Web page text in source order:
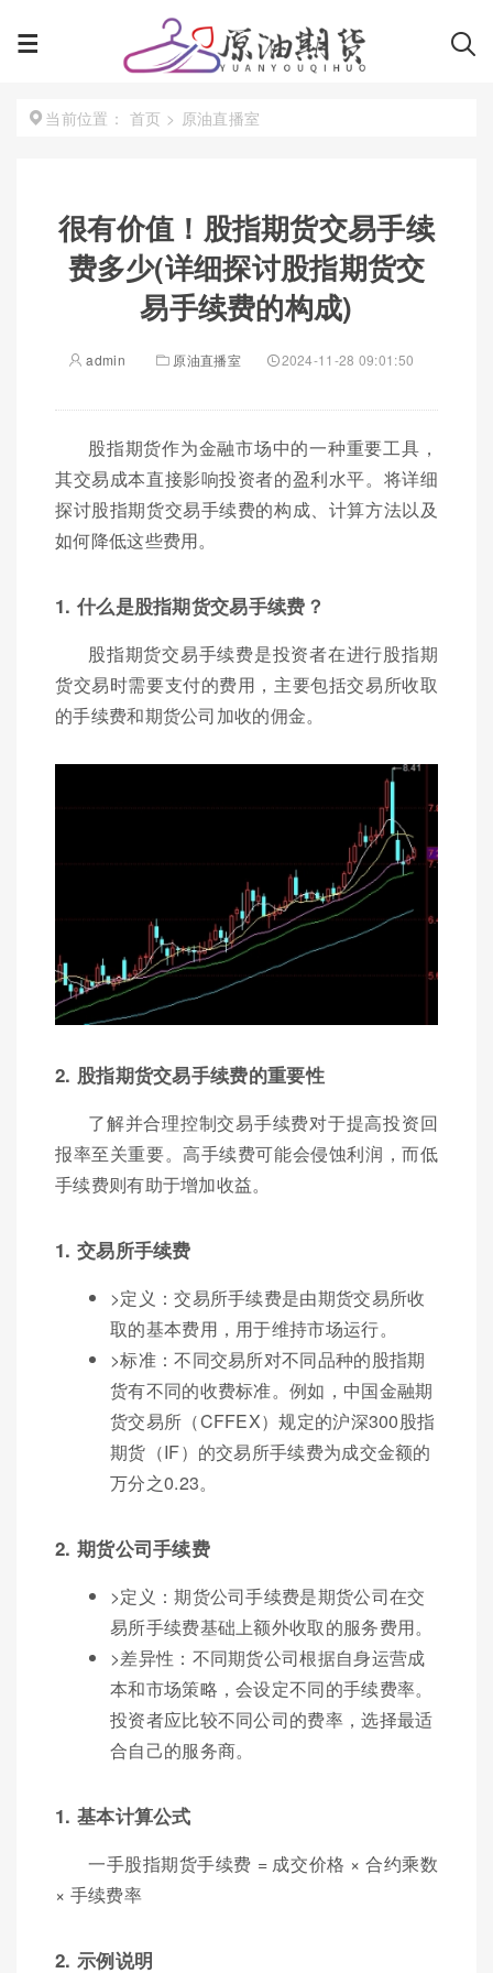
当前位置： 首页 > 原油直播室
很有价值！股指期货交易手续
费多少(详细探讨股指期货交
易手续费的构成)
admin 原油直播室 2024-11-28 09:01:50
股指期货作为金融市场中的一种重要工具，
其交易成本直接影响投资者的盈利水平。将详细
探讨股指期货交易手续费的构成、计算方法以及
如何降低这些费用。
1. 什么是股指期货交易手续费？
股指期货交易手续费是投资者在进行股指期
货交易时需要支付的费用，主要包括交易所收取
的手续费和期货公司加收的佣金。
2. 股指期货交易手续费的重要性
了解并合理控制交易手续费对于提高投资回
报率至关重要。高手续费可能会侵蚀利润，而低
手续费则有助于增加收益。
1. 交易所手续费
>定义：交易所手续费是由期货交易所收
取的基本费用，用于维持市场运行。
>标准：不同交易所对不同品种的股指期
货有不同的收费标准。例如，中国金融期
货交易所（CFFEX）规定的沪深300股指
期货（IF）的交易所手续费为成交金额的
万分之0.23。
2. 期货公司手续费
>定义：期货公司手续费是期货公司在交
易所手续费基础上额外收取的服务费用。
>差异性：不同期货公司根据自身运营成
本和市场策略，会设定不同的手续费率。
投资者应比较不同公司的费率，选择最适
合自己的服务商。
1. 基本计算公式
一手股指期货手续费 = 成交价格 × 合约乘数
× 手续费率
2. 示例说明